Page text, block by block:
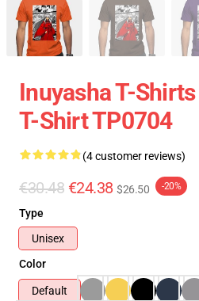
Inuyasha T-
T-Shirt TP0704
(4 customer reviews)
€30.48 €24.38 $26.50 -20%
Type
Unisex
Color
Default